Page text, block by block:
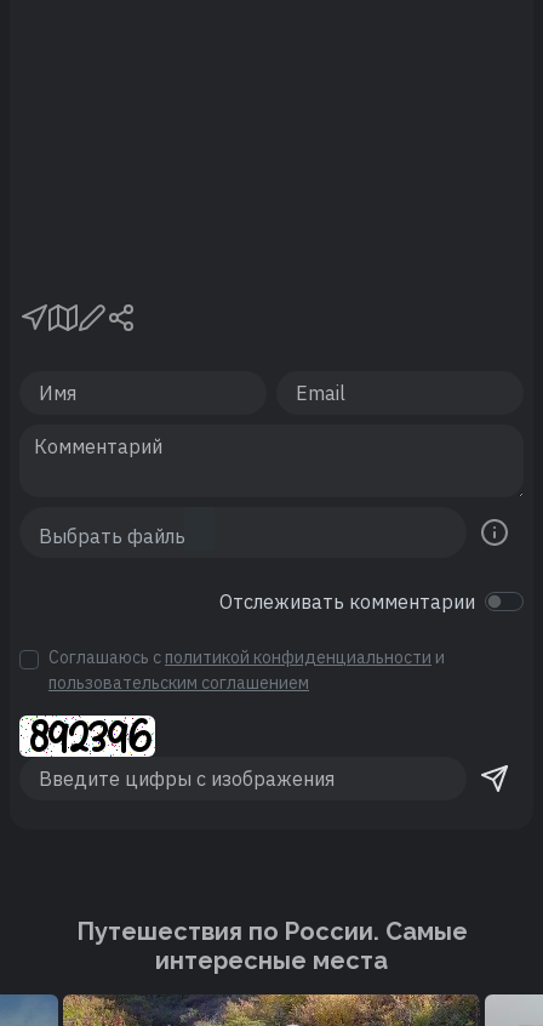
Отслеживать комментарии
Соглашаюсь с политикой конфиденциальности и
пользовательским соглашением
Путешествия по России. Cамые
интересные места